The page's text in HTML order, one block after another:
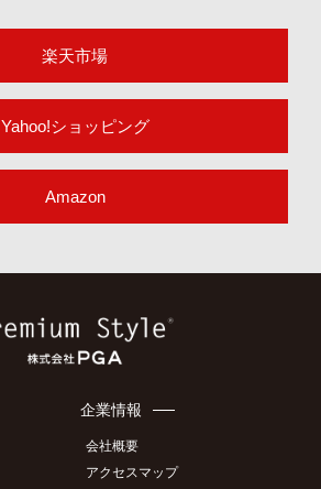
楽天市場
Yahoo!ショッピング
Amazon
企業情報
会社概要
アクセスマップ